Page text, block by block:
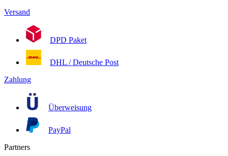
Versand
DPD Paket
DHL / Deutsche Post
Zahlung
Überweisung
PayPal
Partners